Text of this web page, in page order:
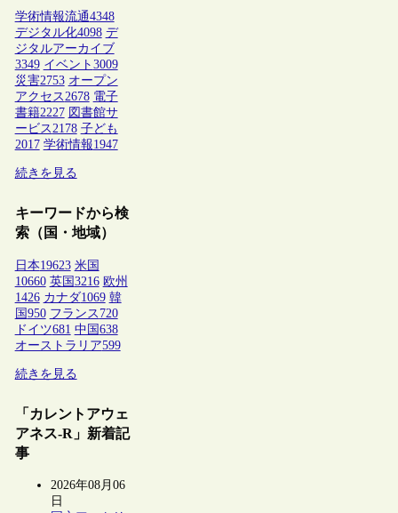
学術情報流通4348
デジタル化4098 デ
ジタルアーカイブ
3349 イベント 3009
災害2753 オープン
アクセス2678 電子
書籍2227 図書館サ
ービス2178 子ども
2017 学術情報1947
続きを見る
キーワードから検
索（国・地域）
日本19623 米国
10660 英国 3216 欧州
1426 カナダ1069 韓
国 950 フランス 720
ドイツ681 中国 638
オーストラリア599
続きを見る
「カレントアウェ
アネス-R」新着記
事
2026年08月06
日